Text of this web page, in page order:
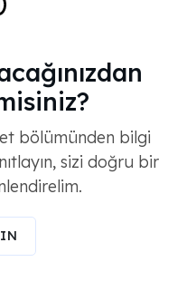
bölümünden bilgi
sizi doğru bir